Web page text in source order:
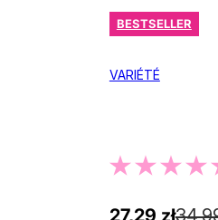
BESTSELLER
VARIÉTÉ